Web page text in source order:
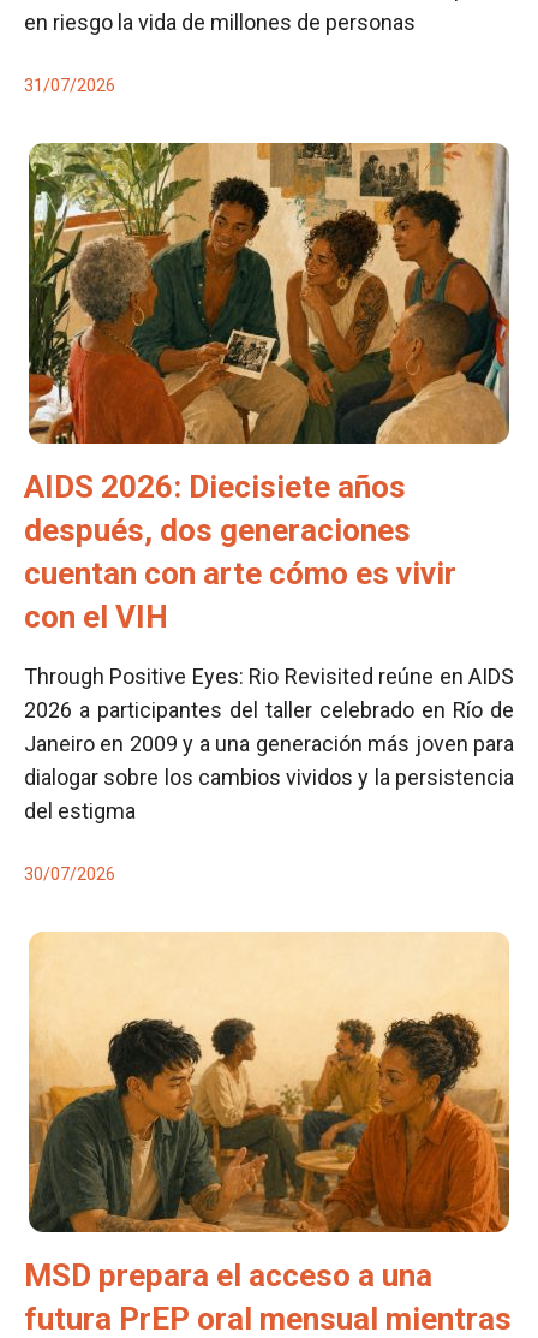
en riesgo la vida de millones de personas
31/07/2026
AIDS 2026: Diecisiete años
después, dos generaciones
cuentan con arte cómo es vivir
con el VIH
Through Positive Eyes: Rio Revisited reúne en AIDS
2026 a participantes del taller celebrado en Río de
Janeiro en 2009 y a una generación más joven para
dialogar sobre los cambios vividos y la persistencia
del estigma
30/07/2026
MSD prepara el acceso a una
futura PrEP oral mensual mientras